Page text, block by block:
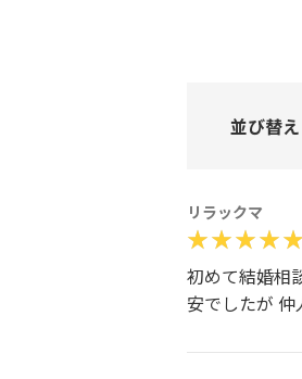
並び替え
リラックマ
初めて結婚相
安でしたが